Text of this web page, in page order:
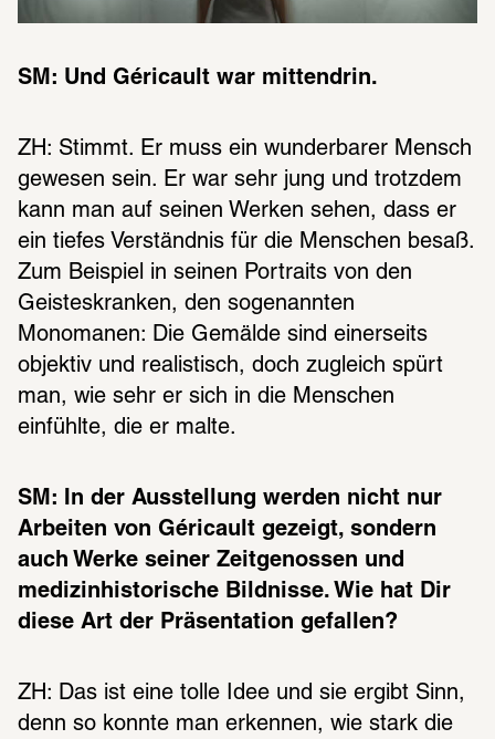
SM: Und Géricault war mittendrin.
ZH: Stimmt. Er muss ein wunderbarer Mensch
gewesen sein. Er war sehr jung und trotzdem
kann man auf seinen Werken sehen, dass er
ein tiefes Verständnis für die Menschen besaß.
Zum Beispiel in seinen Portraits von den
Geisteskranken, den sogenannten
Monomanen: Die Gemälde sind einerseits
objektiv und realistisch, doch zugleich spürt
man, wie sehr er sich in die Menschen
einfühlte, die er malte.
SM: In der Ausstellung werden nicht nur
Arbeiten von Géricault gezeigt, sondern
auch Werke seiner Zeitgenossen und
medizinhistorische Bildnisse. Wie hat Dir
diese Art der Präsentation gefallen?
ZH: Das ist eine tolle Idee und sie ergibt Sinn,
denn so konnte man erkennen, wie stark die